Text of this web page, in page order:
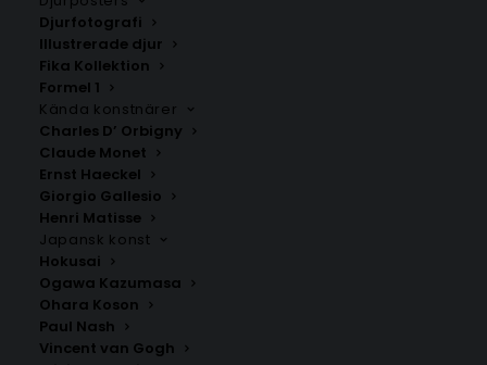
Djurfotografi
Illustrerade djur
Fika Kollektion
Formel 1
Kända konstnärer
Charles D’ Orbigny
Claude Monet
Ernst Haeckel
Giorgio Gallesio
Henri Matisse
Japansk konst
Hokusai
Ogawa Kazumasa
Ohara Koson
Paul Nash
Vincent van Gogh
Skene
Fr. 200.00